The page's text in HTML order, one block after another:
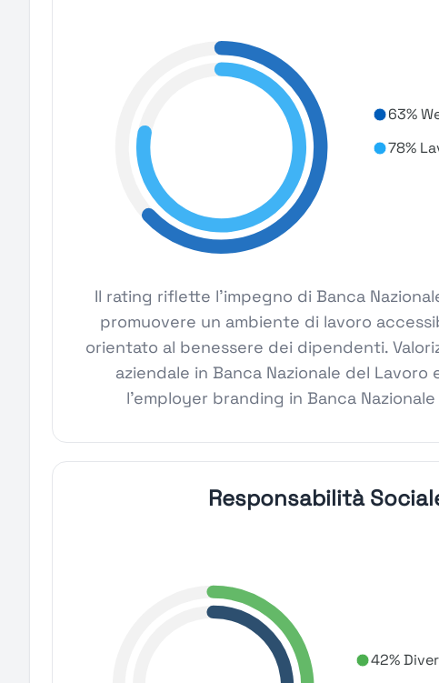
63%
78%
Il rating riflette l'impegno di Banca
promuovere un ambiente di lavoro
orientato al benessere dei dipendenti.
aziendale in Banca Nazionale del Lavoro
l'employer branding in Banca
Responsabilità
42%